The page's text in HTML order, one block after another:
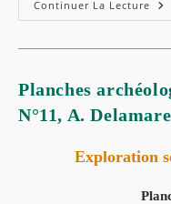
Continuer La Lecture
Planches
N°11, A.
Exploration